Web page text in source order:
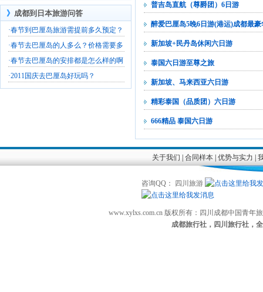
》 成都到日本旅游问答
·春节到巴厘岛旅游需提前多久预定？
·春节去巴厘岛的人多么？价格需要多
·春节去巴厘岛的安排都是怎么样的啊
·2011国庆去巴厘岛好玩吗？
普吉岛直航（尊爵团）6日游
醉爱巴厘岛5晚6日游(港运)成都最豪
新加坡+民丹岛休闲六日游
泰国六日游至尊之旅
新加坡、马来西亚六日游
精彩泰国（品质团）六日游
666精品 泰国六日游
关于我们 合同样本| 优势与实力
咨询QQ： 四川旅游
www.xylxs.com.cn 版权所有：四川成都中国青
成都旅行社，四川旅行社，